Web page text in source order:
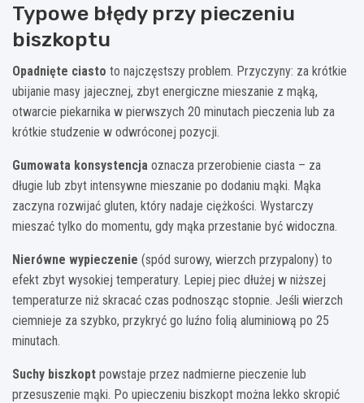
Typowe błędy przy pieczeniu
biszkoptu
Opadnięte ciasto to najczęstszy problem. Przyczyny: za krótkie
ubijanie masy jajecznej, zbyt energiczne mieszanie z mąką,
otwarcie piekarnika w pierwszych 20 minutach pieczenia lub za
krótkie studzenie w odwróconej pozycji.
Gumowata konsystencja oznacza przerobienie ciasta – za
długie lub zbyt intensywne mieszanie po dodaniu mąki. Mąka
zaczyna rozwijać gluten, który nadaje ciężkości. Wystarczy
mieszać tylko do momentu, gdy mąka przestanie być widoczna.
Nierówne wypieczenie (spód surowy, wierzch przypalony) to
efekt zbyt wysokiej temperatury. Lepiej piec dłużej w niższej
temperaturze niż skracać czas podnosząc stopnie. Jeśli wierzch
ciemnieje za szybko, przykryć go luźno folią aluminiową po 25
minutach.
Suchy biszkopt powstaje przez nadmierne pieczenie lub
przesuszenie mąki. Po upieczeniu biszkopt można lekko skropić